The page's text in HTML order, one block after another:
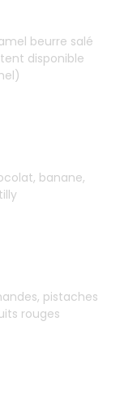
beurre salé
disponible
banane,
pistaches
rouges